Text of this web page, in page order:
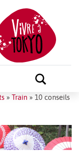
» Train » 10 conseils